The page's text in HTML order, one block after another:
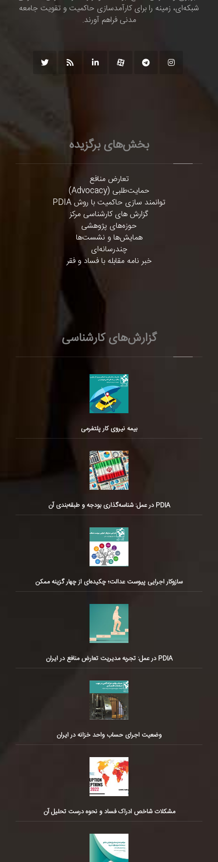
شبکه‌ای، زمینه را برای کارآمدسازی حاکمیت و تقویت جامعه
مدنی فراهم آورند.
بخش‌های برگزیده
تعارض منافع
حمایت‌طلبی (Advocacy)
توانمند سازی حاکمیت با روش PDIA
گزارش های کارشناسی مرکز
حوزه‌های پژوهشی
همایش‌ها و نشست‌ها
چندرسانه‌ای
خبر نامه مقابله با فساد و فقر
گزارش‌های کارشناسی
بیمه نیروی کار پلتفرمی
PDIA در عمل: شناسه‌گذاری بودجه و طبقه‌بندی آن
سازوکار اجرایی پیوست عدالت؛ چکیده‌ای از چهار گزینه ممکن
PDIA در عمل: تجربه مدیریت تعارض منافع در ایران
وضعیت اجرای حساب واحد خزانه در ایران
مشکلات شاخص ادراک فساد و نحوه درست تحلیل آن